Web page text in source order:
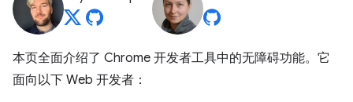
本页全面介绍了 Chrome 开发者工具中的无障碍功能。它
面向以下 Web 开发者：